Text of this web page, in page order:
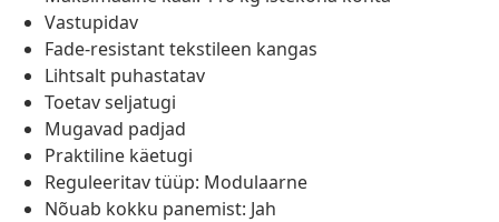
Vastupidav
Fade-resistant tekstileen kangas
Lihtsalt puhastatav
Toetav seljatugi
Mugavad padjad
Praktiline käetugi
Reguleeritav tüüp: Modulaarne
Nõuab kokku panemist: Jah